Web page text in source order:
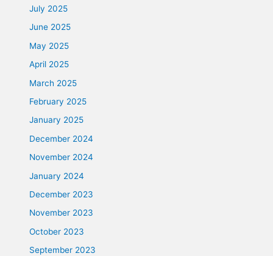
July 2025
June 2025
May 2025
April 2025
March 2025
February 2025
January 2025
December 2024
November 2024
January 2024
December 2023
November 2023
October 2023
September 2023